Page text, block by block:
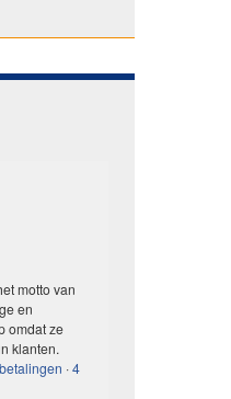
motto van
en
omdat ze
klanten.
·4